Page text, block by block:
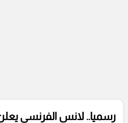
رسميا.. لانس الفرنسي